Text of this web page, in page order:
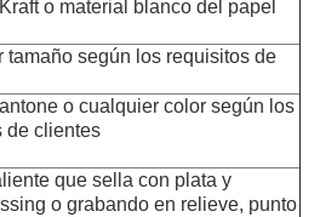
o material blanco del papel
tamaño según los requisitos de
o cualquier color según los
de clientes
que sella con plata y
o grabando en relieve, punto